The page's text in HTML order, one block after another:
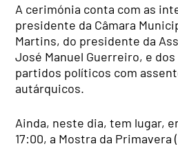
A cerimónia conta com as
presidente da Câmara
Martins, do presidente da
José Manuel Guerreiro, e
partidos políticos com
autárquicos.
Ainda, neste dia, tem lugar,
17:00, a Mostra da Primavera